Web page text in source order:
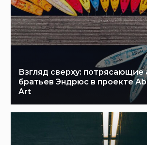
Взгляд сверху: потрясающие
братьев Эндрюс в проекте
Art